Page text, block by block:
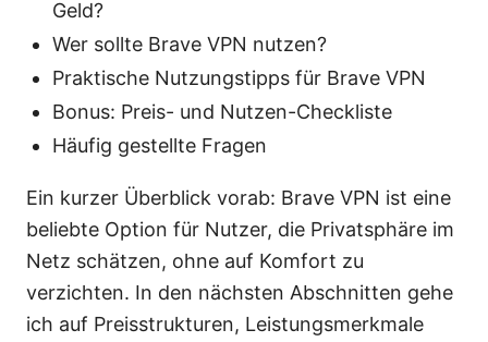
Geld?
Wer sollte Brave VPN nutzen?
Praktische Nutzungstipps für Brave VPN
Bonus: Preis- und Nutzen-Checkliste
Häufig gestellte Fragen
Ein kurzer Überblick vorab: Brave VPN ist eine
beliebte Option für Nutzer, die Privatsphäre im
Netz schätzen, ohne auf Komfort zu
verzichten. In den nächsten Abschnitten gehe
ich auf Preisstrukturen, Leistungsmerkmale